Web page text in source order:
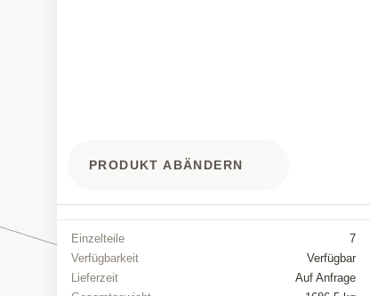
PRODUKT ABÄNDERN
Einzelteile
7
Verfügbarkeit
Verfügbar
Lieferzeit
Auf Anfrage